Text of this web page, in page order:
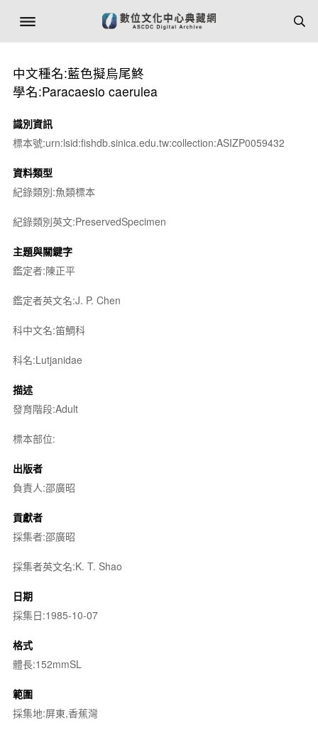
中文種名:藍色擬烏尾鮗
學名:Paracaesio caerulea
識別資訊
標本號:urn:lsid:fishdb.sinica.edu.tw:collection:ASIZP0059432
資料類型
紀錄類別:魚類標本
紀錄類別英文:PreservedSpecimen
主題與關鍵字
鑑定者:陳正平
鑑定者英文名:J. P. Chen
科中文名:笛鯛科
科名:Lutjanidae
描述
發育階段:Adult
標本部位:
出版者
負責人:邵廣昭
貢獻者
採集者:邵廣昭
採集者英文名:K. T. Shao
日期
採集日:1985-10-07
格式
體長:152mmSL
範圍
採集地:屏東,香蕉灣